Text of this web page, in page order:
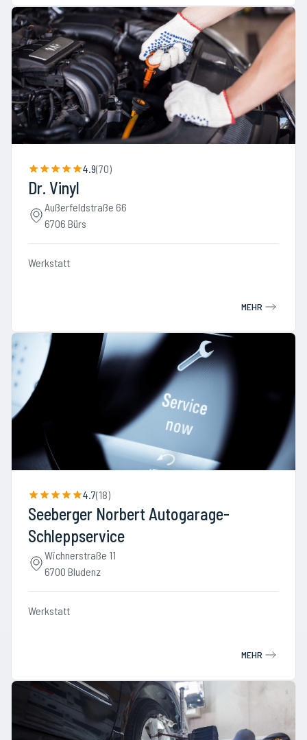
4.9(70)
Dr. Vinyl
Außerfeldstraße 66
6706 Bürs
Werkstatt
MEHR
4.7(18)
Seeberger Norbert Autogarage-
Schleppservice
Wichnerstraße 11
6700 Bludenz
Werkstatt
MEHR